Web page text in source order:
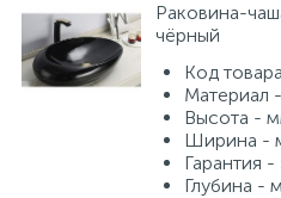
Раковина-
чёрный
Код
Материал
Высота -
Ширина -
Гарантия -
Глубина -